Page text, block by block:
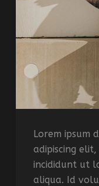
Lorem ipsum
adipiscing
incididunt ut
aliqua. Id